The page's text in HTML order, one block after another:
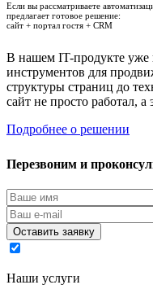
Если вы рассматриваете
предлагает готовое решение:
сайт + портал гостя + CRM
В нашем IT-продукте уже
инструментов для
структуры страниц до
сайт не просто работал,
Подробнее о решении
Перезвоним и
Наши услуги